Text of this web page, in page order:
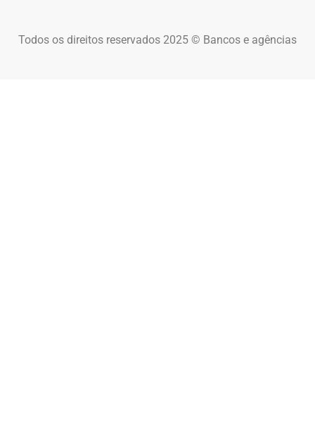
Todos os direitos reservados 2025 © Bancos e agências